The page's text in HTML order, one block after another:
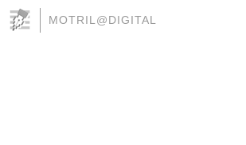
MOTRIL@DIGITAL